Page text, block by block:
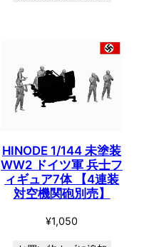
HINODE 1/144 未塗装
WW2 ドイツ軍 兵士フ
ィギュア7体 【4連装
対空機関砲別売】
¥1,050